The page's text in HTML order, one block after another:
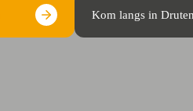
Kom langs in